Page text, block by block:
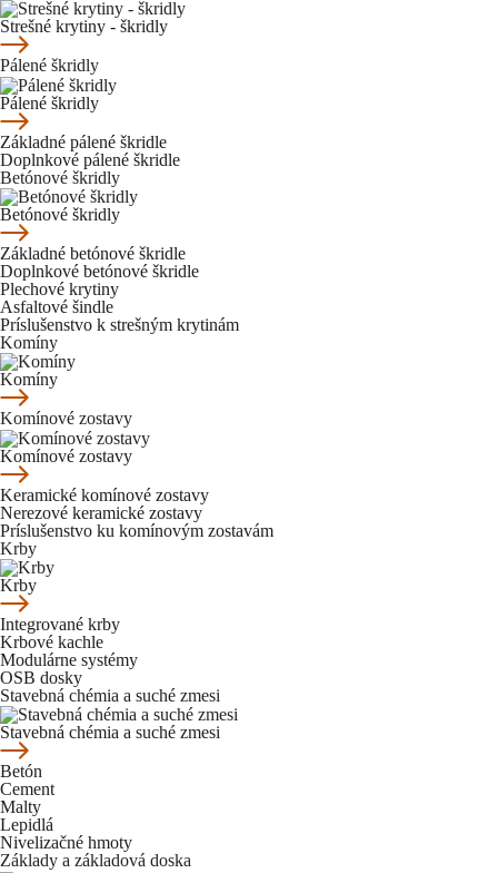
Strešné krytiny - škridly
Pálené škridly
Pálené škridly
Základné pálené škridle
Doplnkové pálené škridle
Betónové škridly
Betónové škridly
Základné betónové škridle
Doplnkové betónové škridle
Plechové krytiny
Asfaltové šindle
Príslušenstvo k strešným krytinám
Komíny
Komíny
Komínové zostavy
Komínové zostavy
Keramické komínové zostavy
Nerezové keramické zostavy
Príslušenstvo ku komínovým zostavám
Krby
Krby
Integrované krby
Krbové kachle
Modulárne systémy
OSB dosky
Stavebná chémia a suché zmesi
Stavebná chémia a suché zmesi
Betón
Cement
Malty
Lepidlá
Nivelizačné hmoty
Základy a základová doska